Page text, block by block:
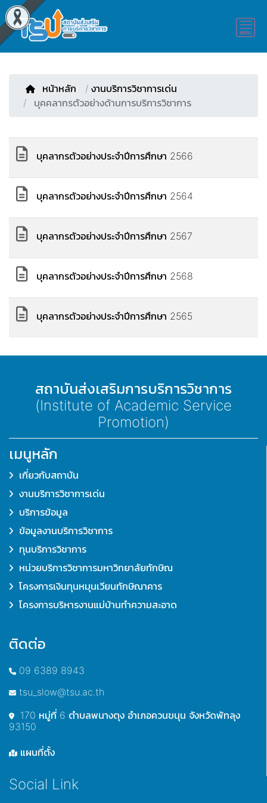
หน้าหลัก / งานบริการวิชาการเด่น
บุคคลากรตัวอย่างด้านการบริการวิชาการ
บุคลากรตัวอย่างประจำปีการศึกษา 2566
บุคลากรตัวอย่างประจำปีการศึกษา 2564
บุคลากรตัวอย่างประจำปีการศึกษา 2567
บุคลากรตัวอย่างประจำปีการศึกษา 2568
บุคลากรตัวอย่างประจำปีการศึกษา 2565
สถาบันส่งเสริมการบริการวิชาการ
(Institute of Academic Service
Promotion)
เมนูหลัก
เกี่ยวกับสถาบัน
งานบริการวิชาการเด่น
บริการข้อมูล
ข้อมูลงานบริการวิชาการ
ทุนบริการวิชาการ
หน่วยบริการวิชาการมหาวิทยาลัยทักษิณ
โครงการเงินทุนหมุนเวียนทักษิณาคาร
โครงการบริหารงานแม่บ้านทำความสะอาด
ติดต่อ
09 6389 8943
tsu_slow@tsu.ac.th
170 หมู่ที่ 6 ตำบลพนางตุง อำเภอควนขนุน จังหวัดพัทลุง
93150
แผนที่ตั้ง
Social Link